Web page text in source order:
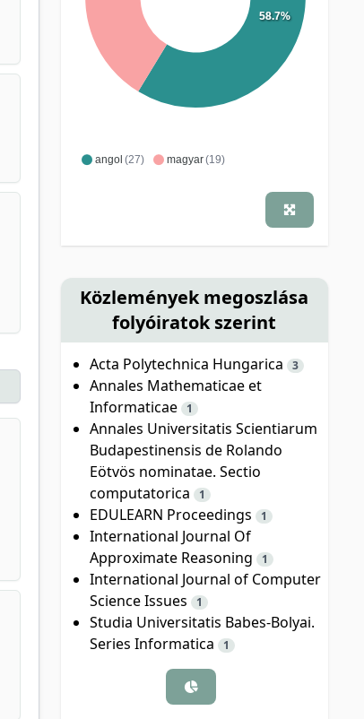
angol (27) magyar(19)
58.7%
Közlemények megoszlása
folyóiratok szerint
Acta Polytechnica Hungarica 3
Annales Mathematicae et
Informaticae
1
Annales Universitatis Scientiarum
Budapestinensis de Rolando
Eötvös nominatae. Sectio
computatorica
1
EDULEARN Proceedings 1
International Journal Of
Approximate Reasoning
1
International Journal of Computer
Science Issues
1
Studia Universitatis Babes-Bolyai.
Series Informatica
1